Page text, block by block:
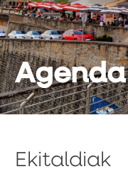
Agenda
Ekitaldiak